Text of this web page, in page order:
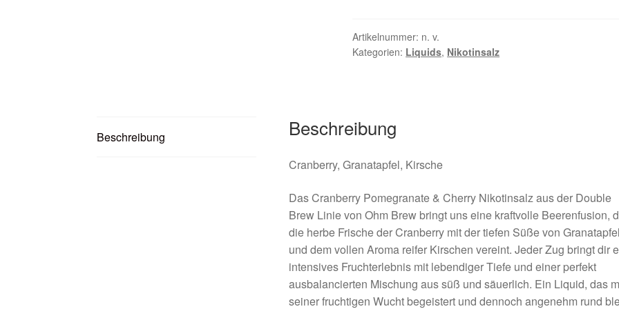
Artikelnummer: n. v.
Kategorien: Liquids, Nikotinsalz
Beschreibung Beschreibung
Cranberry, Granatapfel, Kirsche
Das Cranberry Pomegranate & Cherry Nikotinsalz aus der Double
Brew Linie von Ohm Brew bringt uns eine kraftvolle Beerenfusion,
die herbe Frische der Cranberry mit der tiefen Süße von Granatapfel
und dem vollen Aroma reifer Kirschen vereint. Jeder Zug bringt dir
intensives Fruchterlebnis mit lebendiger Tiefe und einer perfekt
ausbalancierten Mischung aus süß und säuerlich. Ein Liquid, das
seiner fruchtigen Wucht begeistert und dennoch angenehm rund